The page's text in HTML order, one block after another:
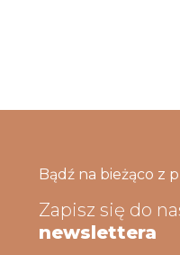
Bądź na bieżąco z
Zapisz się do
newslettera